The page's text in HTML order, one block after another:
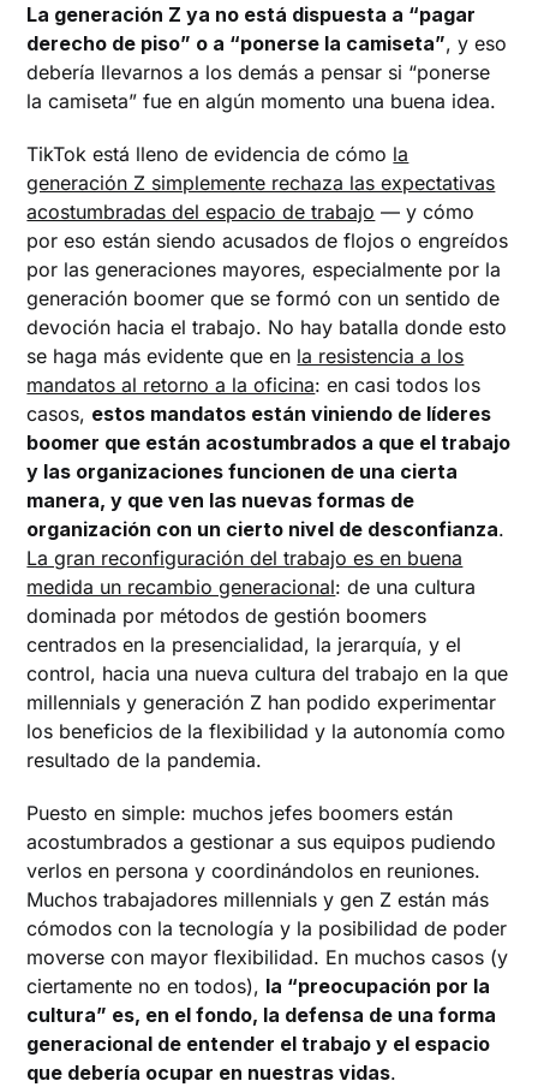
La generación Z ya no está dispuesta a “pagar
derecho de piso” o a “ponerse la camiseta”, y eso
debería llevarnos a los demás a pensar si “ponerse
la camiseta” fue en algún momento una buena idea.
TikTok está lleno de evidencia de cómo la
generación Z simplemente rechaza las expectativas
acostumbradas del espacio de trabajo — y cómo
por eso están siendo acusados de flojos o engreídos
por las generaciones mayores, especialmente por la
generación boomer que se formó con un sentido de
devoción hacia el trabajo. No hay batalla donde esto
se haga más evidente que en la resistencia a los
mandatos al retorno a la oficina: en casi todos los
casos, estos mandatos están viniendo de líderes
boomer que están acostumbrados a que el trabajo
y las organizaciones funcionen de una cierta
manera, y que ven las nuevas formas de
organización con un cierto nivel de desconfianza.
La gran reconfiguración del trabajo es en buena
medida un recambio generacional: de una cultura
dominada por métodos de gestión boomers
centrados en la presencialidad, la jerarquía, y el
control, hacia una nueva cultura del trabajo en la que
millennials y generación Z han podido experimentar
los beneficios de la flexibilidad y la autonomía como
resultado de la pandemia.
Puesto en simple: muchos jefes boomers están
acostumbrados a gestionar a sus equipos pudiendo
verlos en persona y coordinándolos en reuniones.
Muchos trabajadores millennials y gen Z están más
cómodos con la tecnología y la posibilidad de poder
moverse con mayor flexibilidad. En muchos casos (y
ciertamente no en todos), la “preocupación por la
cultura” es, en el fondo, la defensa de una forma
generacional de entender el trabajo y el espacio
que debería ocupar en nuestras vidas.